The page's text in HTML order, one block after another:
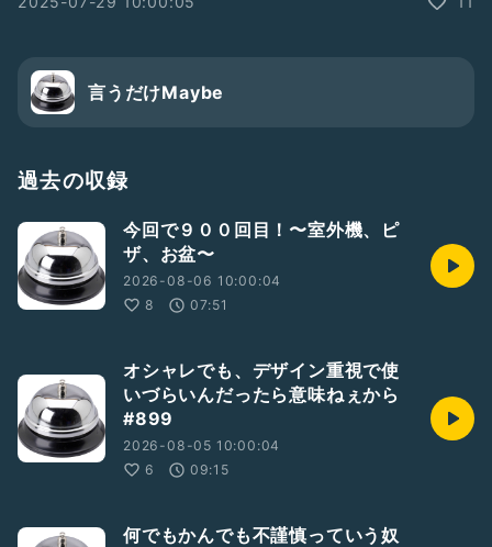
言うだけMaybe
過去の収録
今回で９００回目！〜室外機、ピ
ザ、お盆〜
2026-08-06 10:00:04
8
07:51
オシャレでも、デザイン重視で使
いづらいんだったら意味ねぇから
#899
2026-08-05 10:00:04
6
09:15
何でもかんでも不謹慎っていう奴